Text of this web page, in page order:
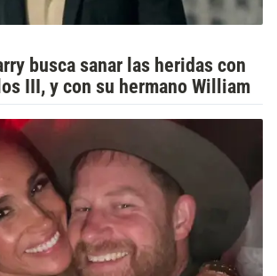
busca sanar las heridas con
III, y con su hermano William